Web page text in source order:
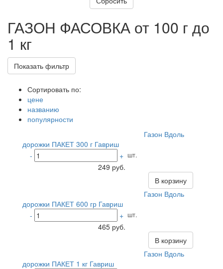
ГАЗОН ФАСОВКА от 100 г до
1 кг
Показать фильтр
Сортировать по:
цене
названию
популярности
Газон Вдоль
дорожки ПАКЕТ 300 г Гавриш
-
+ шт.
249 руб.
В корзину
Газон Вдоль
дорожки ПАКЕТ 600 гр Гавриш
-
+ шт.
465 руб.
В корзину
Газон Вдоль
дорожки ПАКЕТ 1 кг Гавриш